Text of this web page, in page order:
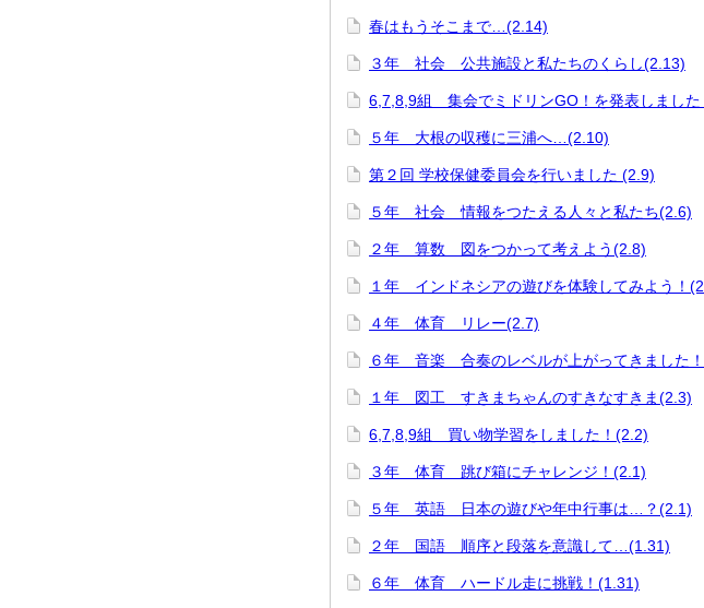
春はもうそこまで…(2.14)
３年 社会 公共施設と私たちのくらし(2.13)
6,7,8,9組 集会でミドリンGO！を発表しました
５年 大根の収穫に三浦へ…(2.10)
第２回 学校保健委員会を行いました (2.9)
５年 社会 情報をつたえる人々と私たち(2.6)
２年 算数 図をつかって考えよう(2.8)
１年 インドネシアの遊びを体験してみよう！
４年 体育 リレー(2.7)
６年 音楽 合奏のレベルが上がってきました
１年 図工 すきまちゃんのすきなすきま(2.3)
6,7,8,9組 買い物学習をしました！(2.2)
３年 体育 跳び箱にチャレンジ！(2.1)
５年 英語 日本の遊びや年中行事は…？(2.1)
２年 国語 順序と段落を意識して…(1.31)
６年 体育 ハードル走に挑戦！(1.31)